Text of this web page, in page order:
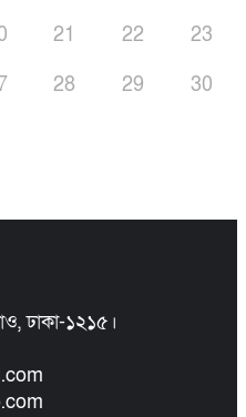
21 22
23
28 29
30
ঢাকা-১২১৫।